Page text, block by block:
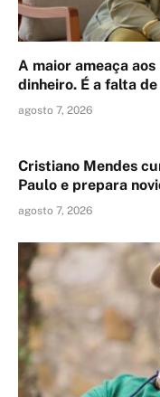
A maior ameaça
dinheiro. É a falta
agosto 7, 2026
Cristiano Mendes
Paulo e prepara
agosto 7, 2026